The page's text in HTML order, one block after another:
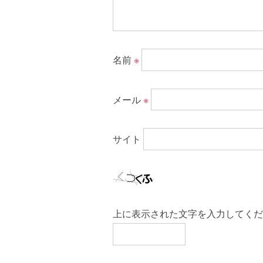
名前※
メール※
サイト
上に表示された文字を入力してく